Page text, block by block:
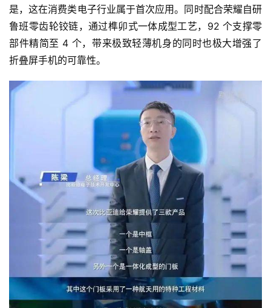
页
代
评
是，这在消费类电子行业属于首次应用。同时配合荣耀自研
鲁班零齿轮铰链，通过榫卯式一体成型工艺，92 个支撑零
部件精简至 4 个，带来极致轻薄机身的同时也极大增强了
折叠屏手机的可靠性。